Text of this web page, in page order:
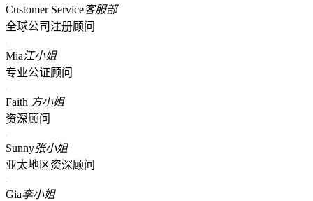
Customer Service客服部
全球公司注册顾问
Mia江小姐
专业公证顾问
Faith 方小姐
资深顾问
Sunny张小姐
亚太地区资深顾问
Gia李小姐